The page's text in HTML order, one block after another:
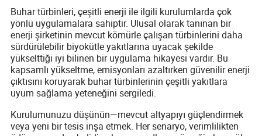
Buhar türbinleri, çeşitli enerji ile ilgili kurulumlarda çok
yönlü uygulamalara sahiptir. Ulusal olarak tanınan bir
enerji şirketinin mevcut kömürle çalışan türbinlerini daha
sürdürülebilir biyokütle yakıtlarına uyacak şekilde
yükselttiği iyi bilinen bir uygulama hikayesi vardır. Bu
kapsamlı yükseltme, emisyonları azaltırken güvenilir enerji
çıktısını koruyarak buhar türbinlerinin çeşitli yakıtlara
uyum sağlama yeteneğini sergiledi.
Kurulumunuzu düşünün—mevcut altyapıyı güçlendirmek
veya yeni bir tesis inşa etmek. Her senaryo, verimlilikten